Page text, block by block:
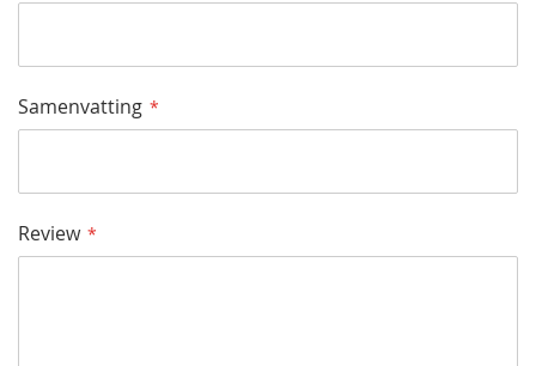
Samenvatting
Review